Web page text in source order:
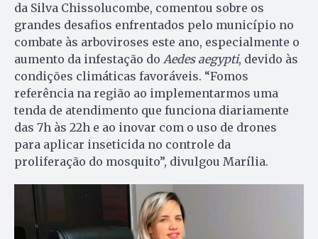
da Silva Chissolucombe, comentou sobre os
grandes desafios enfrentados pelo município no
combate às arboviroses este ano, especialmente o
aumento da infestação do Aedes aegypti, devido às
condições climáticas favoráveis. “Fomos
referência na região ao implementarmos uma
tenda de atendimento que funciona diariamente
das 7h às 22h e ao inovar com o uso de drones
para aplicar inseticida no controle da
proliferação do mosquito”, divulgou Marília.